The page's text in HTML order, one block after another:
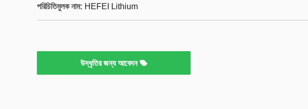
পরিচিতিমুলক নাম: HEFEI Lithium
উদ্ধৃতির জন্য আবেদন